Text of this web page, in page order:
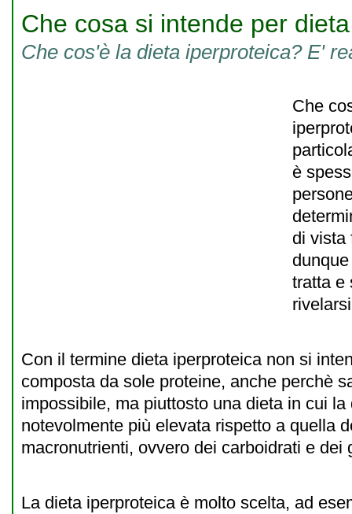
Che cosa si intende per
Che cos'è la dieta iperproteica? E'
Che
è
di vista
tratta e
Con il termine dieta iperproteica non si
composta da sole proteine, anche perchè
impossibile, ma piuttosto una dieta in cui
notevolmente più elevata rispetto a quella
macronutrienti, ovvero dei carboidrati e dei
La dieta iperproteica è molto scelta, ad